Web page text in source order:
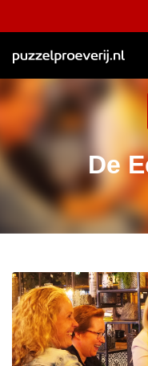
De